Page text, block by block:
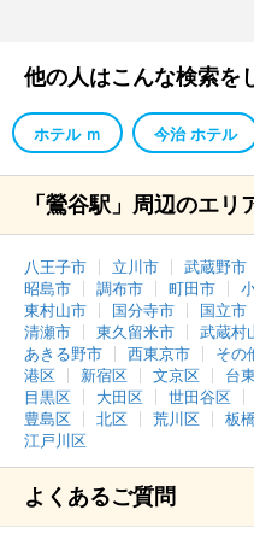
他の人はこんな検索を
ホテル ｍ 今治 ホテル
「鶯谷駅」周辺のエリ
八王子市 立川市 武蔵野市
昭島市
調布市 町田市
東村山市
国分寺市 国立市
清瀬市
東久留米市 武蔵村
あきる野市
西東京市 その
港区
新宿区 文京区 台
目黒区
大田区 世田谷区
豊島区
北区 荒川区 板
江戸川区
よくあるご質問